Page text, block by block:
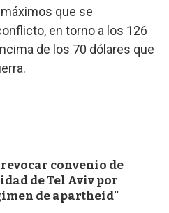
que se
en torno a los 126
de los 70 dólares que
convenio de
de Tel Aviv por
de apartheid"